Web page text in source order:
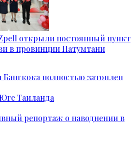
открыли постоянный пункт
в провинции Патумтани
полностью затоплен
Таиланда
репортаж о наводнении в